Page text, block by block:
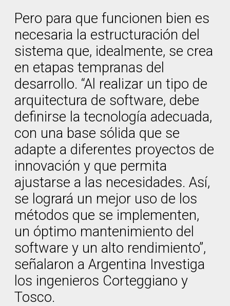
Pero para que funcionen bien es
necesaria la estructuración del
sistema que, idealmente, se crea
en etapas tempranas del
desarrollo. “Al realizar un tipo de
arquitectura de software, debe
definirse la tecnología adecuada,
con una base sólida que se
adapte a diferentes proyectos de
innovación y que permita
ajustarse a las necesidades. Así,
se logrará un mejor uso de los
métodos que se implementen,
un óptimo mantenimiento del
software y un alto rendimiento”,
señalaron a Argentina Investiga
los ingenieros Corteggiano y
Tosco.